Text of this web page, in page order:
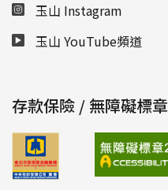
玉山 Instagram
玉山 YouTube頻道
存款保險 / 無障礙標章